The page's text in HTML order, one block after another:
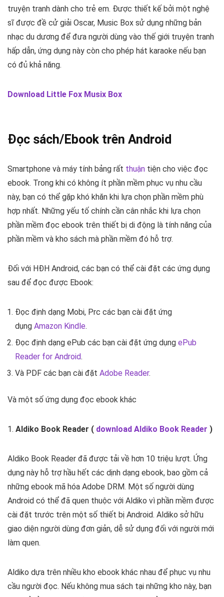
truyện tranh dành cho trẻ em. Được thiết kế bởi một nghệ
sĩ được đề cử giải Oscar, Music Box sử dụng những bản
nhạc du dương để đưa người dùng vào thế giới truyện tranh
hấp dẫn, ứng dụng này còn cho phép hát karaoke nếu bạn
có đủ khả năng.
Download Little Fox Musix Box
Đọc sách/Ebook trên Android
Smartphone và máy tính bảng rất thuận tiện cho việc đọc
ebook. Trong khi có không ít phần mềm phục vụ nhu cầu
này, bạn có thể gặp khó khăn khi lựa chọn phần mềm phù
hợp nhất. Những yếu tố chính cần cân nhắc khi lựa chọn
phần mềm đọc ebook trên thiết bị di động là tính năng của
phần mềm và kho sách mà phần mềm đó hỗ trợ.
Đối với HĐH Android, các bạn có thể cài đặt các ứng dụng
sau để đọc được Ebook:
Đọc định dạng Mobi, Prc các bạn cài đặt ứng
dụng Amazon Kindle.
Đọc định dạng ePub các bạn cài đặt ứng dụng ePub
Reader for Android.
Và PDF các bạn cài đặt Adobe Reader.
Và một số ứng dụng đọc ebook khác
1. Aldiko Book Reader ( download Aldiko Book Reader )
Aldiko Book Reader đã được tải về hơn 10 triệu lượt. Ứng
dụng này hỗ trợ hầu hết các dịnh dạng ebook, bao gồm cả
những ebook mã hóa Adobe DRM. Một số người dùng
Android có thể đã quen thuộc với Aldiko vì phần mềm được
cài đặt trước trên một số thiết bị Android. Aldiko sở hữu
giao diện người dùng đơn giản, dễ sử dụng đối với người mới
làm quen.
Aldiko dựa trên nhiều kho ebook khác nhau để phục vụ nhu
cầu người đọc. Nếu không mua sách tại những kho này, bạn